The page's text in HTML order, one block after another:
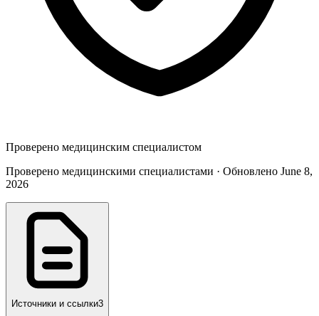
Проверено медицинским специалистом
Проверено медицинскими специалистами · Обновлено June 8,
2026
Источники и ссылки3